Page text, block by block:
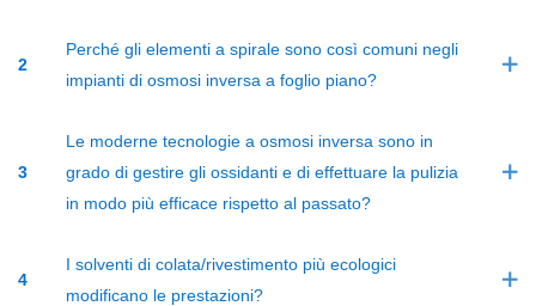
2
Perché gli elementi a spirale sono così comuni negli
impianti di osmosi inversa a foglio piano?
3
Le moderne tecnologie a osmosi inversa sono in
grado di gestire gli ossidanti e di effettuare la pulizia
in modo più efficace rispetto al passato?
4
I solventi di colata/rivestimento più ecologici
modificano le prestazioni?